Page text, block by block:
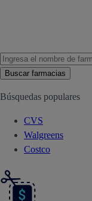
Buscar farmacias
Búsquedas populares
CVS
Walgreens
Costco